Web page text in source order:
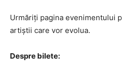
Urmăriți pagina evenimentului
artiștii care vor evolua.
Despre bilete: